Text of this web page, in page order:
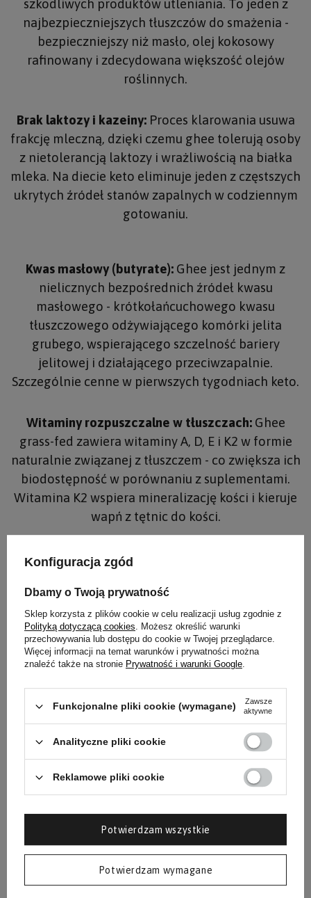
szkodliwych produktów utleniania. To jeden z
najbezpieczniejszych tłuszczów do smażenia -
bezpieczniejszy niż masło, olej kokosowy
rafinowany i zdecydowana większość olejów
roślinnych.
Brak laktozy i kazeiny:Proces klarowania usuwa
frakcję mleczną, dzięki czemu ghee tolerują osoby
z nietolerancją laktozy i wrażliwością na białka
mleka. Na diecie keto eliminuje jeden z częstszych
ukrytych źródeł stanów zapalnych w codziennym
gotowaniu.
Kwas masłowy (butyrate): Ghee jest jednym z
nielicznych bezpośrednich źródeł kwasu
masłowego - krótkołańcuchowego kwasu
tłuszczowego odżywiającego komórki jelita
grubego, wspierającego szczelność bariery
jelitowej i działającego przeciwzapalnie.
Szczególnie cenne w pierwszych tygodniach keto.
Witaminy rozpuszczalne w tłuszczach:Ghee
grass-fed zawiera witaminy A, D, E i K2 w formie
naturalnie związanej z tłuszczem - co zwiększa ich
biodostępność w porównaniu z suplementami.
Witamina K2 wspiera mineralizację kości i kieruje
wapń z tętnic do kości.
który wybrać?
Jak zrobić masło klarowane ghee w
domu - krok po kroku
Domowe ghee jest prostsze w produkcji niż się
wydaje i kosztuje znacznie mniej niż gotowy
produkt. Potrzebujesz tylko dobrego jakościowo
masła i 20-25 minut. Kluczem jest niskie ciepło i
cierpliwość - zbyt wysoka temperatura spali
kazeinę zamiast ją delikatnie oddzielić
.
Przygotowanie:Pokrój 500 g masła na kawałki i
efekt daje masło grass-fed.
Konfiguracja zgód
Dbamy o Twoją prywatność
Sklep korzysta z plików cookie w celu realizacji usług zgodnie z
Polityką dotyczącą cookies. Możesz określić warunki
przechowywania lub dostępu do cookie w Twojej przeglądarce.
Więcej informacji na temat warunków i prywatności można
znaleźć także na stronie Prywatność i warunki Google.
Funkcjonalne pliki cookie (wymagane)
Zawsze
aktywne
Analityczne pliki cookie
Reklamowe pliki cookie
Potwierdzam wymagane
Potwierdzam wszystkie